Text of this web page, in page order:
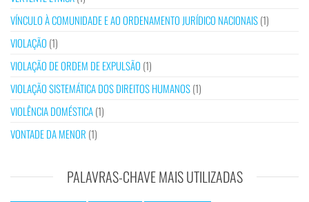
VÍNCULO À COMUNIDADE E AO ORDENAMENTO JURÍDICO NACIONAIS(1)
VIOLAÇÃO (1)
VIOLAÇÃO DE ORDEM DE EXPULSÃO (1)
VIOLAÇÃO SISTEMÁTICA DOS DIREITOS HUMANOS(1)
VIOLÊNCIA DOMÉSTICA(1)
VONTADE DA MENOR (1)
PALAVRAS-CHAVE MAIS UTILIZADAS